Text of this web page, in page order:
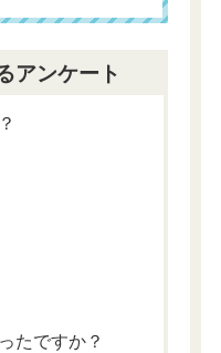
アンケート
たですか？